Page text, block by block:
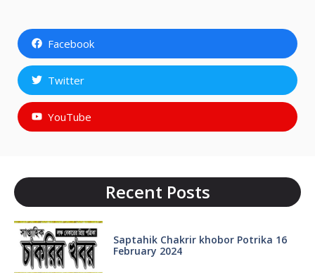
Facebook
Twitter
YouTube
Recent Posts
Saptahik Chakrir khobor Potrika 16
February 2024